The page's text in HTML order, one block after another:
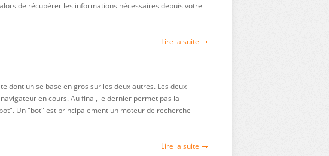
de récupérer les informations nécessaires depuis votre
Lire la suite
dont un se base en gros sur les deux autres. Les deux
en cours. Au final, le dernier permet pas la
Un "bot" est principalement un moteur de recherche
Lire la suite